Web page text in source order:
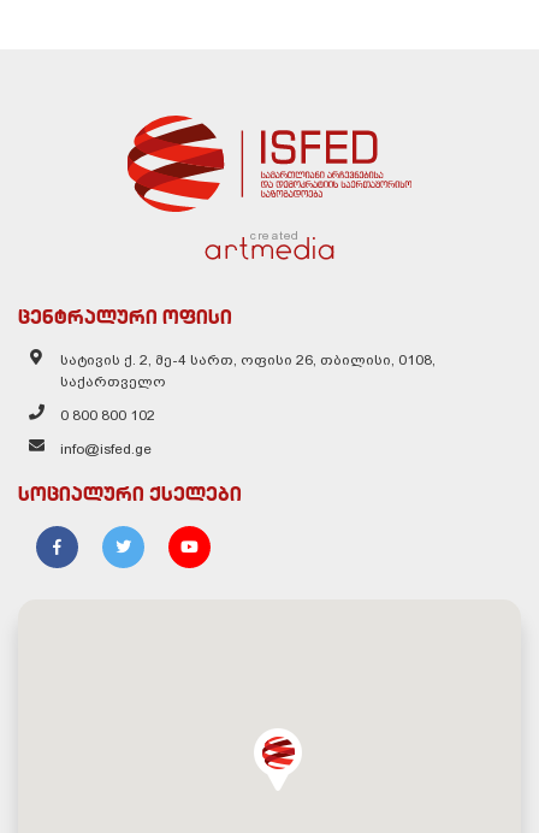
created
ცენტრალური ოფისი
სატივის ქ. 2, მე-4 სართ, ოფისი 26, თბილისი, 0108,
საქართველო
0 800 800 102
info@isfed.ge
სოციალური ქსელები